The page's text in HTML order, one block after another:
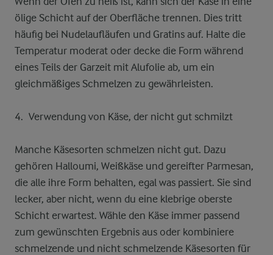
ölige Schicht auf der Oberfläche trennen. Dies tritt
häufig bei Nudelaufläufen und Gratins auf. Halte die
Temperatur moderat oder decke die Form während
eines Teils der Garzeit mit Alufolie ab, um ein
gleichmäßiges Schmelzen zu gewährleisten.
Verwendung von Käse, der nicht gut schmilzt
Manche Käsesorten schmelzen nicht gut. Dazu
gehören Halloumi, Weißkäse und gereifter Parmesan,
die alle ihre Form behalten, egal was passiert. Sie sind
lecker, aber nicht, wenn du eine klebrige oberste
Schicht erwartest. Wähle den Käse immer passend
zum gewünschten Ergebnis aus oder kombiniere
schmelzende und nicht schmelzende Käsesorten für